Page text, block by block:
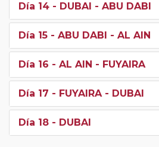
Día 14 - DUBAI - ABU DABI
Día 15 - ABU DABI - AL AIN
Día 16 - AL AIN - FUYAIRA
Día 17 - FUYAIRA - DUBAI
Día 18 - DUBAI